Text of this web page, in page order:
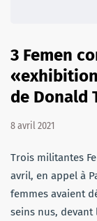
3 Femen
de Donald
8 avril 2021
Trois militantes
avril, en appel à
femmes avaient
seins nus,